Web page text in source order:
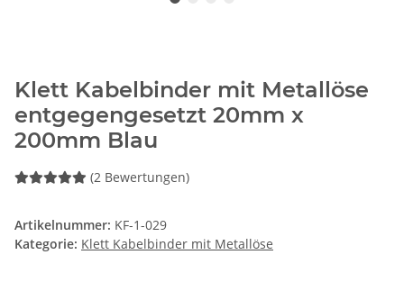
Klett Kabelbinder mit Metallöse
entgegengesetzt 20mm x
200mm Blau
(2 Bewertungen)
Artikelnummer: KF-1-029
Kategorie: Klett Kabelbinder mit Metallöse